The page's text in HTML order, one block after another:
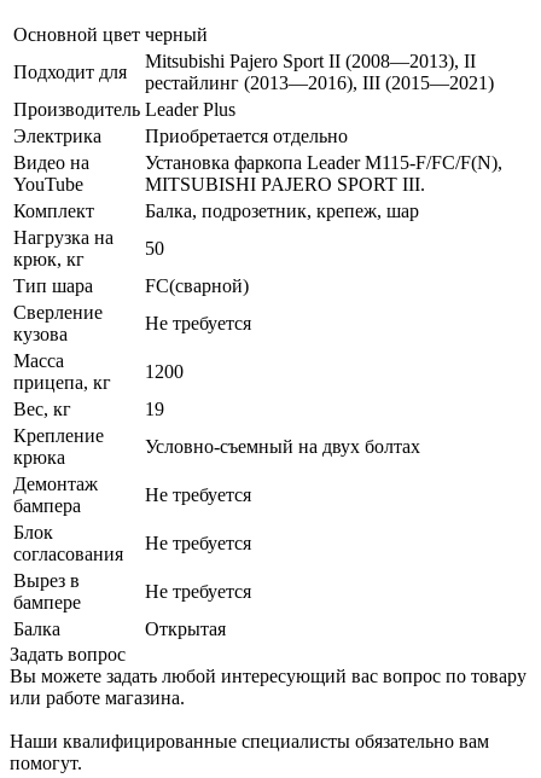
Основной цвет черный
Подходит для
Mitsubishi Pajero Sport II (2008—2013), II
рестайлинг (2013—2016), III (2015—2021)
Производитель Leader Plus
Электрика
Приобретается отдельно
Видео на
YouTube
Установка фаркопа Leader M115-F/FC/F(N),
MITSUBISHI PAJERO SPORT III.
Комплект
Балка, подрозетник, крепеж, шар
Нагрузка на
крюк, кг
50
Тип шара
FC(сварной)
Сверление
кузова
Не требуется
Масса
прицепа, кг
1200
Вес, кг
19
Крепление
крюка
Условно-съемный на двух болтах
Демонтаж
бампера
Не требуется
Блок
согласования
Не требуется
Вырез в
бампере
Не требуется
Балка
Открытая
Задать вопрос
Вы можете задать любой интересующий вас вопрос по товару
или работе магазина.
Наши квалифицированные специалисты обязательно вам
помогут.